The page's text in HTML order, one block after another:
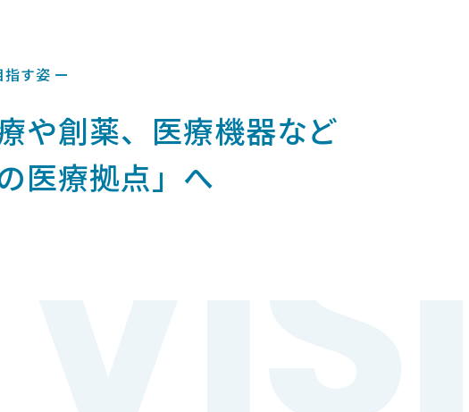
指す姿 ー
や創薬、 医療機器など
医療拠点」へ